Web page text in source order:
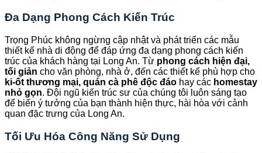
Đa Dạng Phong Cách Kiến Trúc
Trọng Phúc không ngừng cập nhật và phát triển các mẫu
thiết kế nhà di động để đáp ứng đa dạng phong cách kiến
trúc của khách hàng tại Long An. Từ phong cách hiện đại,
tối giản cho văn phòng, nhà ở, đến các thiết kế phù hợp cho
ki-ốt thương mại, quán cà phê độc đáo hay các homestay
nhỏ gọn. Đội ngũ kiến trúc sư của chúng tôi luôn sáng tạo
để biến ý tưởng của bạn thành hiện thực, hài hòa với cảnh
quan đặc trưng của Long An.
Tối Ưu Hóa Công Năng Sử Dụng